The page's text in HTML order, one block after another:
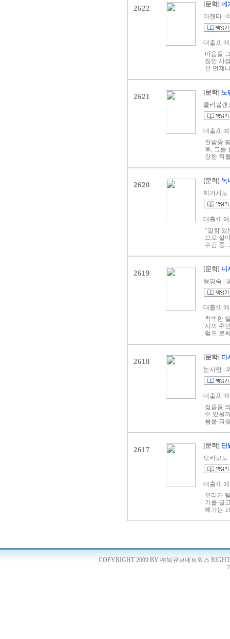
이야기.
신인상
간 역행,
만의 세
들 곁을
는 기염
은 날(好
요. 《너
다.”라
둘러싸
존재하
억을 구
으로 기
청춘들
질을 되
투성이
운지 잘
고 있다.
치히로
나 어찌
나노로
없으며
가 그의
체를 추
비싼 물
니었다.
결국엔
한 것은
랑을 받
는 직감
은 환상
랑이란
사람, 조
없죠. 그
까요? 이
구원할
가는 그
전 포기
에 늘 따
아키 스
야기하
켜나간
것에 의
기》는
약’이 될
2622 [문학] 네
마젠타 |
대출:0,
마음을
집안 사
은 언제
다른 이
져 하루
한편, 바
은 언제
일이다
사는 곳
음 보지
혼자가
은 이 곳
우연히
로 빠지
존의 기
“내가
늘도 언
포기하
진정한
기...
2621 [문학] 노
클리블랜
대출:0,
한밤중
후, 그를
강한 휘
무런 성
수법의
인 핑커
있다.
2620 [문학] 녹
히가시노
대출:0,
“결함
으로 살
수감 중.
만이 할
험한 나
언가 석
마주친
레이토
다. 세대
운 2020
노인문
전과는
순(耳順)
도 완벽
어난 이
들어주
발휘해
풀어낸
새 마음
2619 [문학] 니
형경숙 |
대출:0,
척박한
사의 주
럼으 로
찍하지
신의 존
일찍이
지표 위
수가 있
한 역사
하게 세
속에서
람』 작
2618 [문학] 다
눈사람 |
대출:0,
젊음을
수 있을
음을 되
사는 몇
2617 [문학] 단
오카모토
대출:0,
우리가
기를 끌
해가는
리즈에
추리소
COPYRIGHT 2009 BY ㈜북큐브네트웍스